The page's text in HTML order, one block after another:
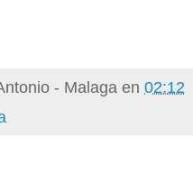
- Malaga en 02:12